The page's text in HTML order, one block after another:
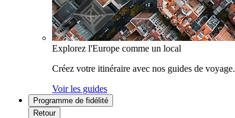
Explorez l'Europe comme un local
Créez votre itinéraire avec nos guides de voyage.
Voir les guides
Programme de fidélité
Retour